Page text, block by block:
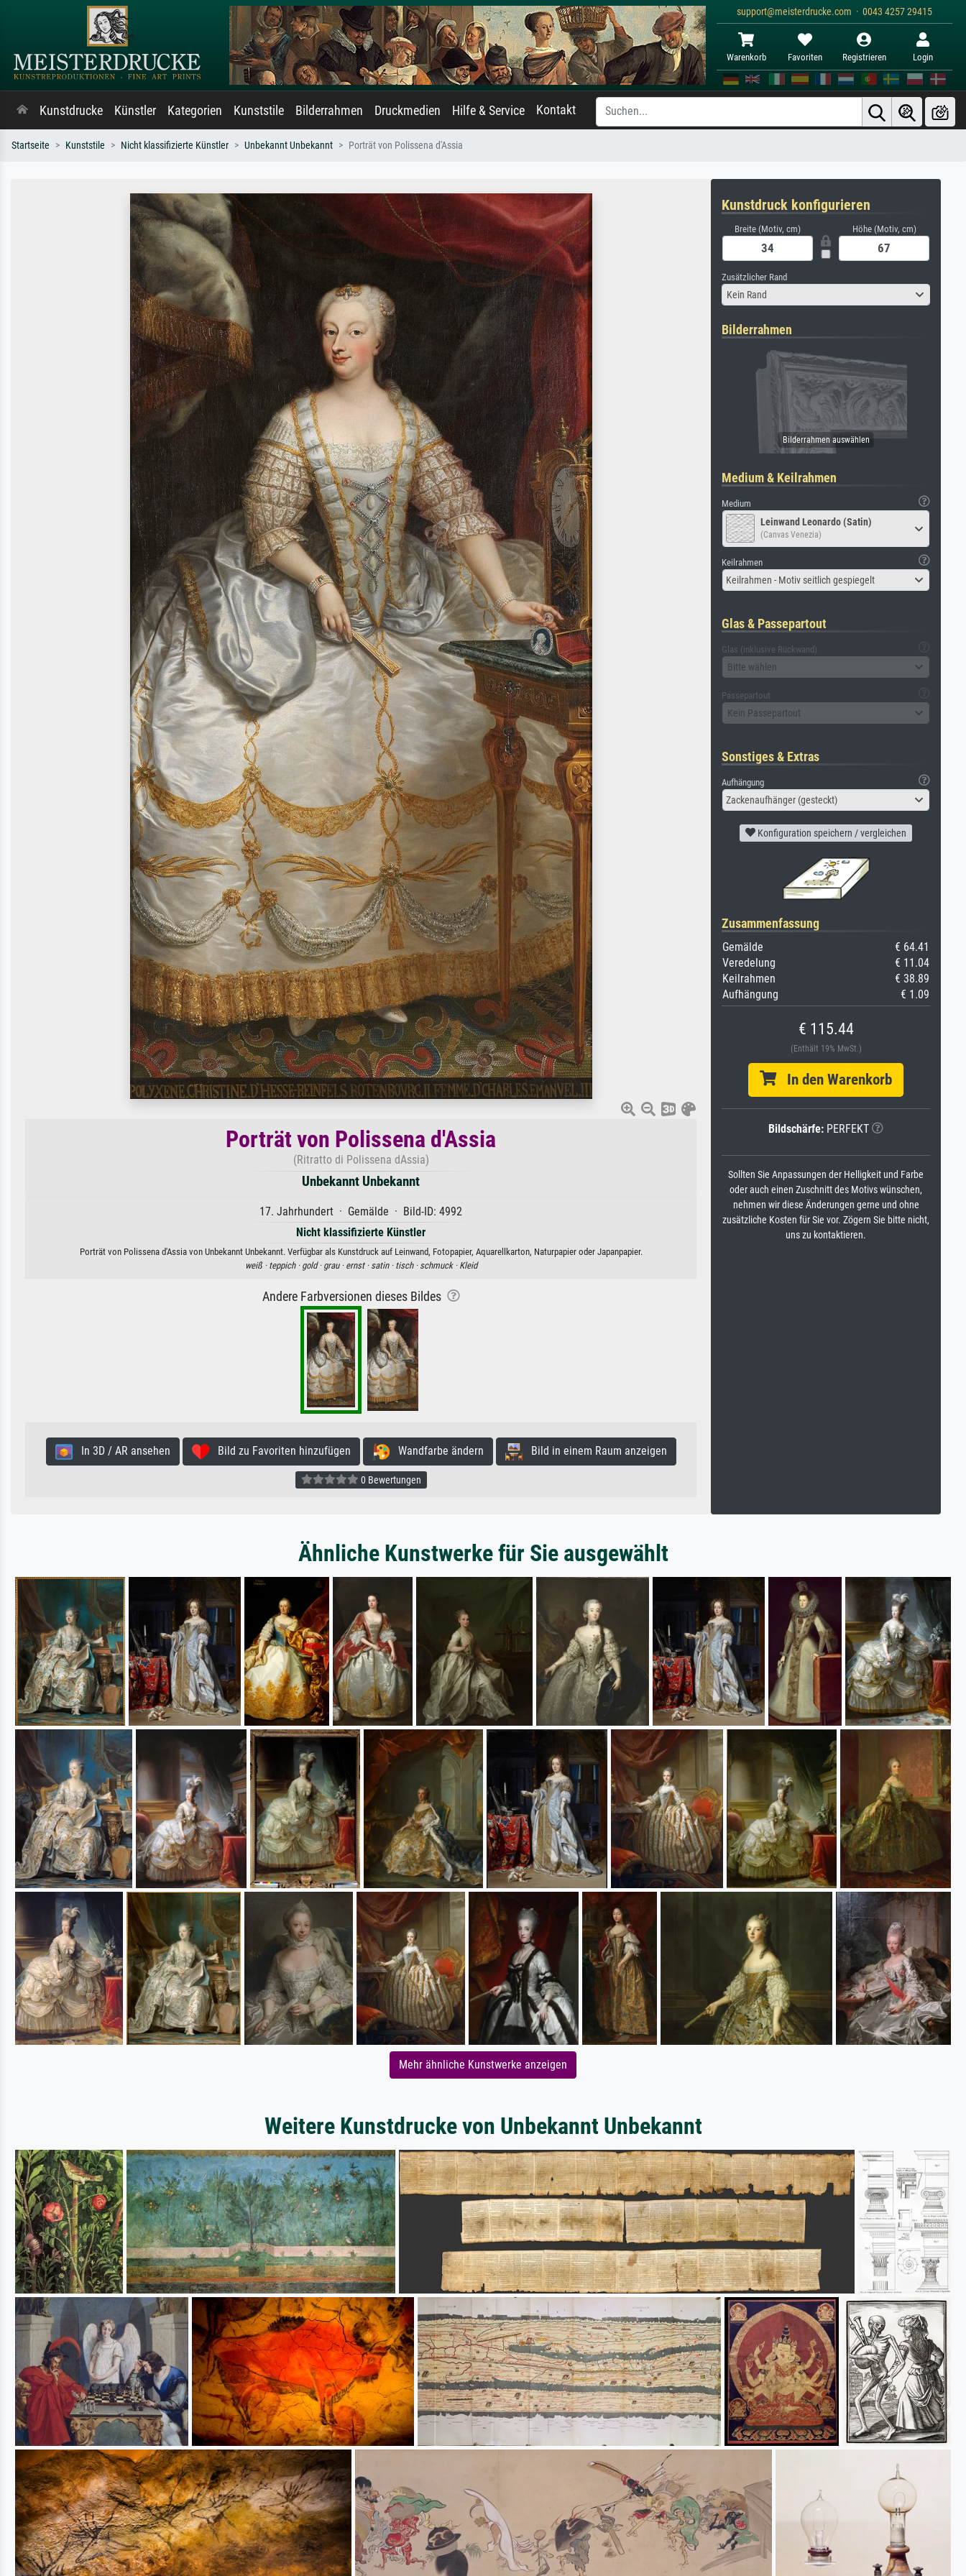
support@meisterdrucke.com · 0043 4257 29415
Warenkorb Favoriten Registrieren Login
Kunstdrucke Künstler Kategorien Kunststile Bilderrahmen Druckmedien Hilfe & Service Kontakt
Startseite Kunststile Nicht klassifizierte Künstler Unbekannt Unbekannt Porträt von Polissena d'Assia
Porträt von Polissena d'Assia
(Ritratto di Polissena dAssia)
Unbekannt Unbekannt
17. Jahrhundert · Gemälde · Bild-ID: 4992
Nicht klassifizierte Künstler
Porträt von Polissena d'Assia von Unbekannt Unbekannt. Verfügbar als Kunstdruck auf Leinwand, Fotopapier, Aquarellkarton, Naturpapier oder Japanpapier.
weiß · teppich · gold · grau · ernst · satin · tisch · schmuck · Kleid
Andere Farbversionen dieses Bildes
In 3D / AR ansehen Bild zu Favoriten hinzufügen Wandfarbe ändern Bild in einem Raum anzeigen
0 Bewertungen
Kunstdruck konfigurieren
Breite (Motiv, cm) Höhe (Motiv, cm)
Zusätzlicher Rand
Kein Rand
Bilderrahmen
Medium & Keilrahmen
Medium
Leinwand Leonardo (Satin)
(Canvas Venezia)
Keilrahmen
Keilrahmen - Motiv seitlich gespiegelt
Glas & Passepartout
Glas (inklusive Rückwand)
Bitte wählen
Passepartout
Kein Passepartout
Sonstiges & Extras
Aufhängung
Zackenaufhänger (gesteckt)
Konfiguration speichern / vergleichen
Zusammenfassung
Gemälde
€ 64.41
Veredelung
€ 11.04
Keilrahmen
€ 38.89
Aufhängung
€ 1.09
€ 115.44
(Enthält 19% MwSt.)
In den Warenkorb
Bildschärfe: PERFEKT
Sollten Sie Anpassungen der Helligkeit und Farbe
oder auch einen Zuschnitt des Motivs wünschen,
nehmen wir diese Änderungen gerne und ohne
zusätzliche Kosten für Sie vor. Zögern Sie bitte nicht,
uns zu kontaktieren.
Ähnliche Kunstwerke für Sie ausgewählt
Mehr ähnliche Kunstwerke anzeigen
Weitere Kunstdrucke von Unbekannt Unbekannt